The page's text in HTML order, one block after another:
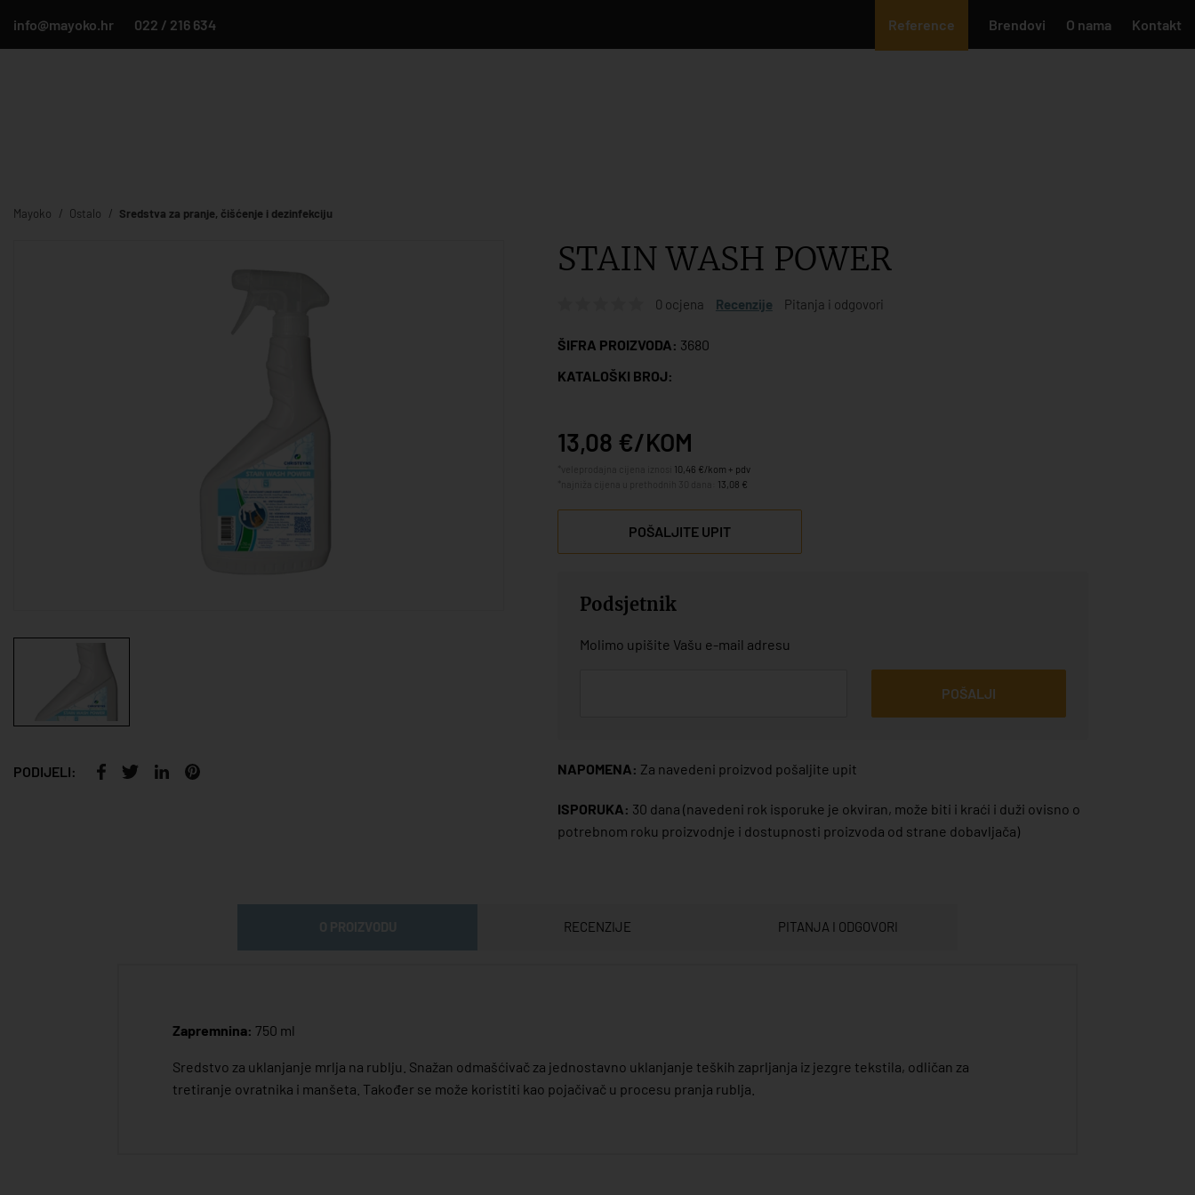
info@mayoko.hr 022 / 216 634 Reference Brendovi O nama Kontakt
Mayoko Ostalo Sredstva za pranje, čišćenje i dezinfekciju
PODIJELI:
STAIN WASH POWER
0 ocjena Recenzije Pitanja i odgovori
ŠIFRA PROIZVODA: 3680
KATALOŠKI BROJ:
13,08 €/KOM
10,46 €/kom + pdv
13,08 €
POŠALJITE UPIT
Podsjetnik
Molimo upišite Vašu e-mail adresu
POŠALJI
NAPOMENA: Za navedeni proizvod pošaljite upit
ISPORUKA: 30 dana (navedeni rok isporuke je okviran, može biti i kraći i duži ovisno o
potrebnom roku proizvodnje i dostupnosti proizvoda od strane dobavljača)
RECENZIJE PITANJA I ODGOVORI
Zapremnina: 750 ml
Sredstvo za uklanjanje mrlja na rublju. Snažan odmašćivač za jednostavno uklanjanje teških zaprljanja iz jezgre tekstila, odličan za
tretiranje ovratnika i manšeta. Također se može koristiti kao pojačivač u procesu pranja rublja.